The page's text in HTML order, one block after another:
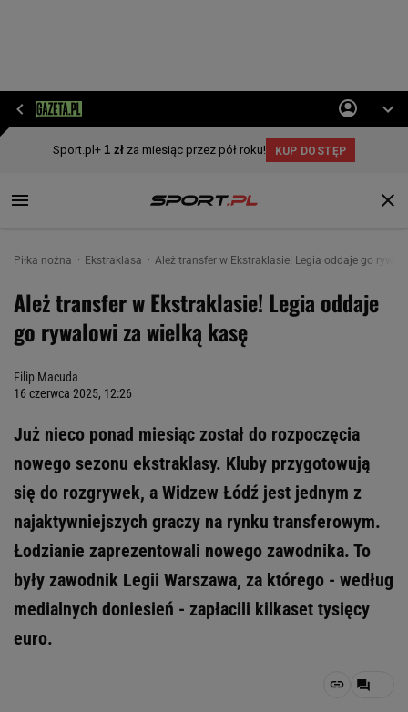
Piłka nożna Ekstraklasa Ależ transfer w Ekstraklasie! Legia oddaje go
Ależ transfer w Ekstraklasie! Legia oddaje
go rywalowi za wielką kasę
Filip Macuda
16 czerwca 2025, 12:26
Już nieco ponad miesiąc został do rozpoczęcia
nowego sezonu ekstraklasy. Kluby przygotowują
się do rozgrywek, a Widzew Łódź jest jednym z
najaktywniejszych graczy na rynku transferowym.
Łodzianie zaprezentowali nowego zawodnika. To
były zawodnik Legii Warszawa, za którego - według
medialnych doniesień - zapłacili kilkaset tysięcy
euro.